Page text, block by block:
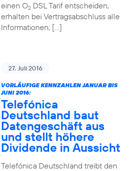
einen O2DSL Tarif entscheiden,
erhalten bei Vertragsabschluss alle
Informationen, […]
27. Juli 2016
VORLÄUFIGE KENNZAHLEN JANUAR BIS
JUNI 2016:
Telefónica
Deutschland baut
Datengeschäft aus
und stellt höhere
Dividende in Aussicht
Telefónica Deutschland treibt den